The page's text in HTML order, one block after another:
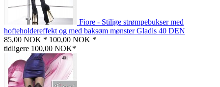
Fiore - Stilige strømpebukser med
hofteholdereffekt og med baksøm mønster Gladis 40 DEN
85,00 NOK * 100,00 NOK *
tidligere 100,00 NOK*